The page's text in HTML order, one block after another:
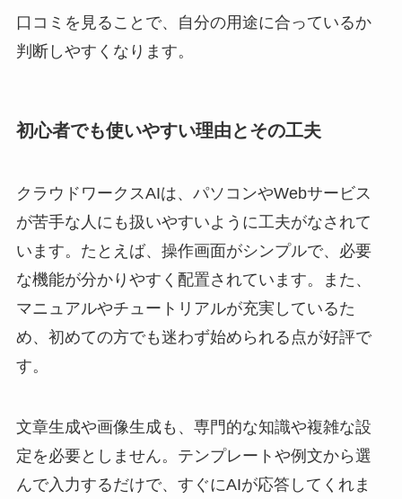
口コミを見ることで、自分の用途に合っているか
判断しやすくなります。
初心者でも使いやすい理由とその工夫
クラウドワークスAIは、パソコンやWebサービス
が苦手な人にも扱いやすいように工夫がなされて
います。たとえば、操作画面がシンプルで、必要
な機能が分かりやすく配置されています。また、
マニュアルやチュートリアルが充実しているた
め、初めての方でも迷わず始められる点が好評で
す。
文章生成や画像生成も、専門的な知識や複雑な設
定を必要としません。テンプレートや例文から選
んで入力するだけで、すぐにAIが応答してくれま